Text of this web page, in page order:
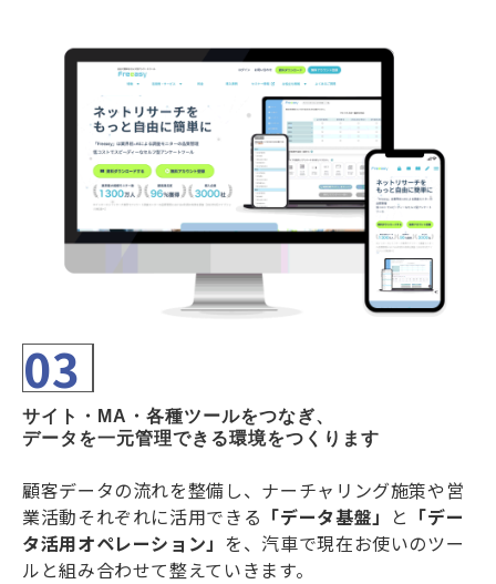
03
サイト・MA・各種ツールをつなぎ、
データを一元管理できる環境をつくります
顧客データの流れを整備し、ナーチャリング施策や営
業活動それぞれに活用できる 「データ基盤」 と 「デー
タ活用オペレーション」 を、汽車で現在お使いのツー
ルと組み合わせて整えていきます。